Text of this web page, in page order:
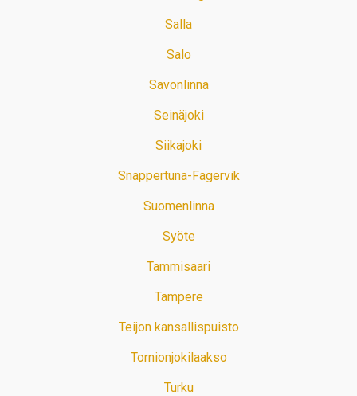
Salla
Salo
Savonlinna
Seinäjoki
Siikajoki
Snappertuna-Fagervik
Suomenlinna
Syöte
Tammisaari
Tampere
Teijon kansallispuisto
Tornionjokilaakso
Turku